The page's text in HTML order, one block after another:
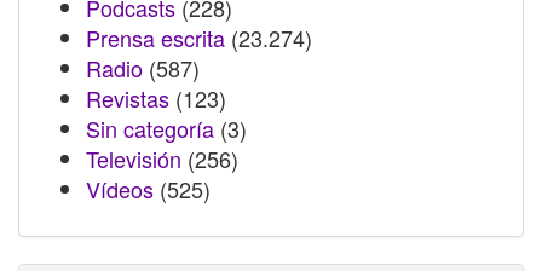
Podcasts (228)
Prensa escrita (23.274)
Radio (587)
Revistas (123)
Sin categoría (3)
Televisión (256)
Vídeos (525)